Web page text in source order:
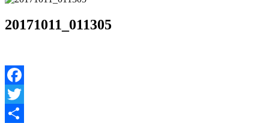
20171011_011305
Facebook
Twitter